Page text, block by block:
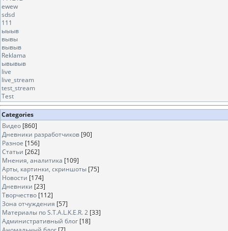
ewew
sdsd
111
ыыыв
вывы
вывыв
Reklama
ывывыв
live
live_stream
test_stream
Test
Categories
Видео [860]
Дневники разработчиков [90]
Разное [156]
Статьи [262]
Мнения, аналитика [109]
Арты, картинки, скриншоты [75]
Новости [174]
Дневники [23]
Творчество [112]
Зона отчуждения [57]
Материалы по S.T.A.L.K.E.R. 2 [33]
Административный блог [18]